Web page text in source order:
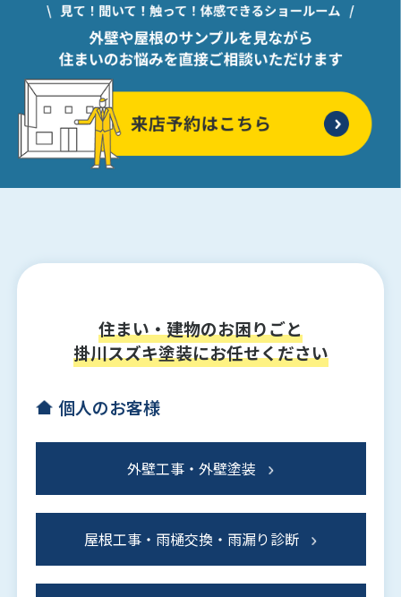
住まい・建物のお困りごと
掛川スズキ塗装にお任せください
個人のお客様
外壁工事・外壁塗装
屋根工事・雨樋交換・雨漏り診断